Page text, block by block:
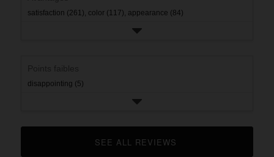
satisfaction (261), color (117), appearance (84)
disappointing (5)
CLICK TO GO TO ALL REVIEWS